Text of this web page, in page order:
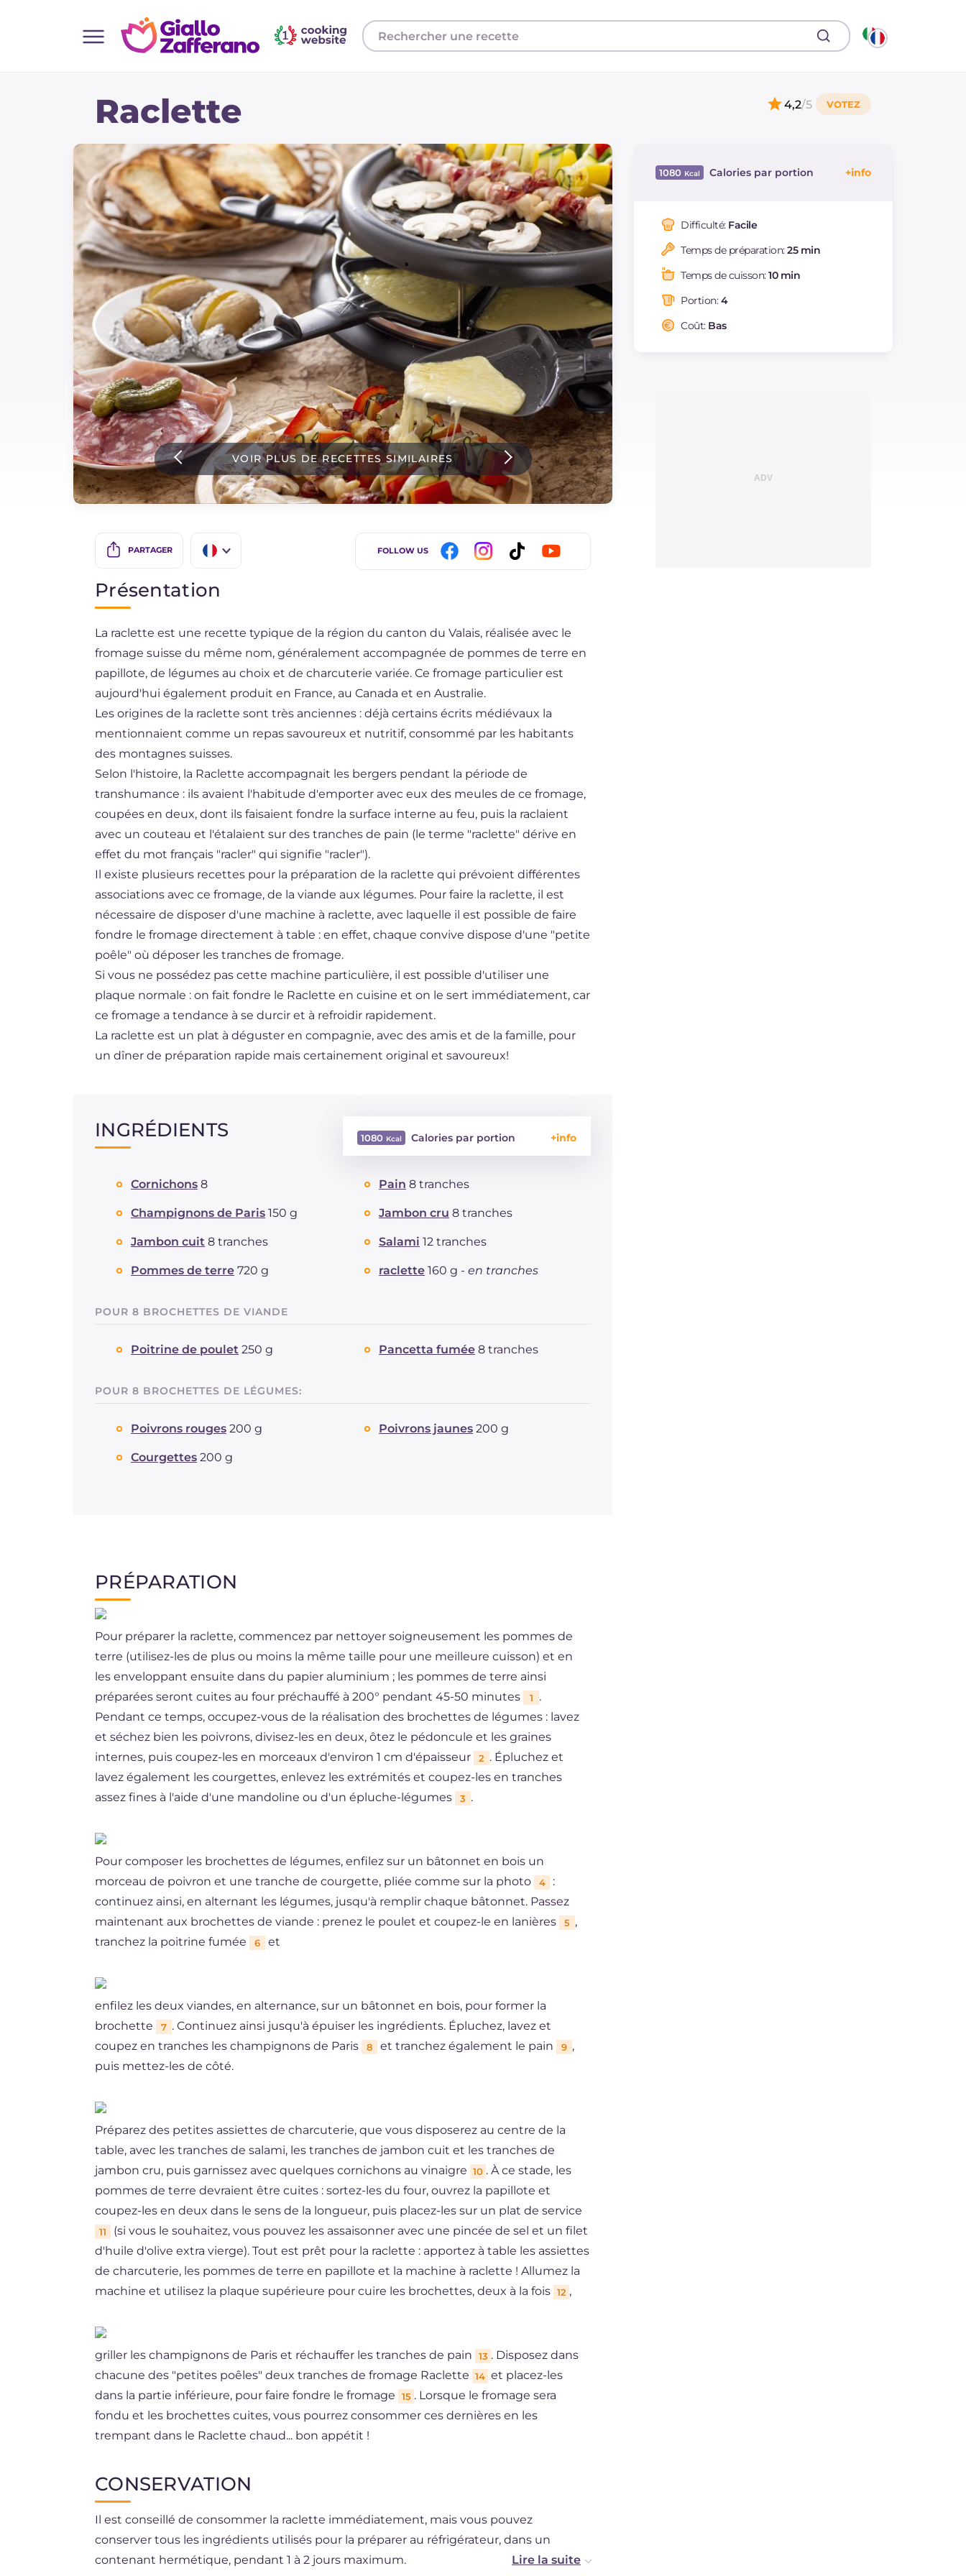
Toutes les recettes
Plats principaux
Boissons et rafraîchissements
Accompagnement
Pizzas et focaccia
Gateaux et patisserie
Dernieres recettes
IT Website
Instagram
Raclette 4,2/5
VOIR PLUS DE RECETTES SIMILAIRES
PARTAGER
ES
DE
NL
FOLLOW US
1080 Calories par portion
Dont sucres
Protéine g
Graisses
saturés
Fibre
Cholestérol
Difficulté: Facile
Temps de préparation:25 min
Temps de cuisson:10 min
Portion:4
Coût: Bas
Présentation
La raclette est une recette typique de la région du canton du Valais, réalisée avec le
fromage suisse du même nom, généralement accompagnée de pommes de terre en
papillote, de légumes au choix et de charcuterie variée. Ce fromage particulier est
aujourd'hui également produit en France, au Canada et en Australie.
Les origines de la raclette sont très anciennes : déjà certains écrits médiévaux la
mentionnaient comme un repas savoureux et nutritif, consommé par les habitants
des montagnes suisses.
Selon l'histoire, la Raclette accompagnait les bergers pendant la période de
transhumance : ils avaient l'habitude d'emporter avec eux des meules de ce fromage,
coupées en deux, dont ils faisaient fondre la surface interne au feu, puis la raclaient
avec un couteau et l'étalaient sur des tranches de pain (le terme "raclette" dérive en
effet du mot français "racler" qui signifie "racler").
Il existe plusieurs recettes pour la préparation de la raclette qui prévoient différentes
associations avec ce fromage, de la viande aux légumes. Pour faire la raclette, il est
nécessaire de disposer d'une machine à raclette, avec laquelle il est possible de faire
fondre le fromage directement à table : en effet, chaque convive dispose d'une "petite
poêle" où déposer les tranches de fromage.
Si vous ne possédez pas cette machine particulière, il est possible d'utiliser une
plaque normale : on fait fondre le Raclette en cuisine et on le sert immédiatement, car
ce fromage a tendance à se durcir et à refroidir rapidement.
La raclette est un plat à déguster en compagnie, avec des amis et de la famille, pour
un dîner de préparation rapide mais certainement original et savoureux!
INGRÉDIENTS 1080 Calories par portion
Glucides
Protéine
Graisses
Fibre g
Cornichons 8 Pain 8 tranches
Champignons de Paris 150 g Jambon cru 8 tranches
Jambon cuit 8 tranches Salami 12 tranches
Pommes de terre 720 g raclette 160 g - en tranches
POUR 8 BROCHETTES DE VIANDE
Poitrine de poulet 250 g Pancetta fumée 8 tranches
POUR 8 BROCHETTES DE LÉGUMES:
Poivrons rouges 200 g Poivrons jaunes 200 g
Courgettes 200 g
PRÉPARATION
Pour préparer la raclette, commencez par nettoyer soigneusement les pommes de
terre (utilisez-les de plus ou moins la même taille pour une meilleure cuisson) et en
les enveloppant ensuite dans du papier aluminium ; les pommes de terre ainsi
préparées seront cuites au four préchauffé à 200° pendant 45-50 minutes
1
.
Pendant ce temps, occupez-vous de la réalisation des brochettes de légumes : lavez
et séchez bien les poivrons, divisez-les en deux, ôtez le pédoncule et les graines
internes, puis coupez-les en morceaux d'environ 1 cm d'épaisseur
2 . Épluchez et
lavez également les courgettes, enlevez les extrémités et coupez-les en tranches
assez fines à l'aide d'une mandoline ou d'un épluche-légumes
3 .
Pour composer les brochettes de légumes, enfilez sur un bâtonnet en bois un
morceau de poivron et une tranche de courgette, pliée comme sur la photo
4
:
continuez ainsi, en alternant les légumes, jusqu'à remplir chaque bâtonnet. Passez
maintenant aux brochettes de viande : prenez le poulet et coupez-le en lanières
5 ,
tranchez la poitrine fumée
6 et
enfilez les deux viandes, en alternance, sur un bâtonnet en bois, pour former la
brochette
7 . Continuez ainsi jusqu'à épuiser les ingrédients. Épluchez, lavez et
coupez en tranches les champignons de Paris
8 et tranchez également le pain 9 ,
puis mettez-les de côté.
Préparez des petites assiettes de charcuterie, que vous disposerez au centre de la
table, avec les tranches de salami, les tranches de jambon cuit et les tranches de
jambon cru, puis garnissez avec quelques cornichons au vinaigre 10 . À ce stade, les
pommes de terre devraient être cuites : sortez-les du four, ouvrez la papillote et
coupez-les en deux dans le sens de la longueur, puis placez-les sur un plat de service
11
(si vous le souhaitez, vous pouvez les assaisonner avec une pincée de sel et un filet
d'huile d'olive extra vierge). Tout est prêt pour la raclette : apportez à table les assiettes
de charcuterie, les pommes de terre en papillote et la machine à raclette ! Allumez la
machine et utilisez la plaque supérieure pour cuire les brochettes, deux à la fois 12 ,
griller les champignons de Paris et réchauffer les tranches de pain 13 . Disposez dans
chacune des "petites poêles" deux tranches de fromage Raclette 14 et placez-les
dans la partie inférieure, pour faire fondre le fromage
15 . Lorsque le fromage sera
fondu et les brochettes cuites, vous pourrez consommer ces dernières en les
trempant dans le Raclette chaud... bon appétit !
CONSERVATION
Il est conseillé de consommer la raclette immédiatement, mais vous pouvez
conserver tous les ingrédients utilisés pour la préparer au réfrigérateur, dans un
contenant hermétique, pendant 1 à 2 jours maximum.